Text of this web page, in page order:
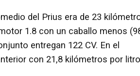
del Prius era de 23
1.8 con un caballo menos
entregan 122 CV. En el
con 21,8 kilómetros por